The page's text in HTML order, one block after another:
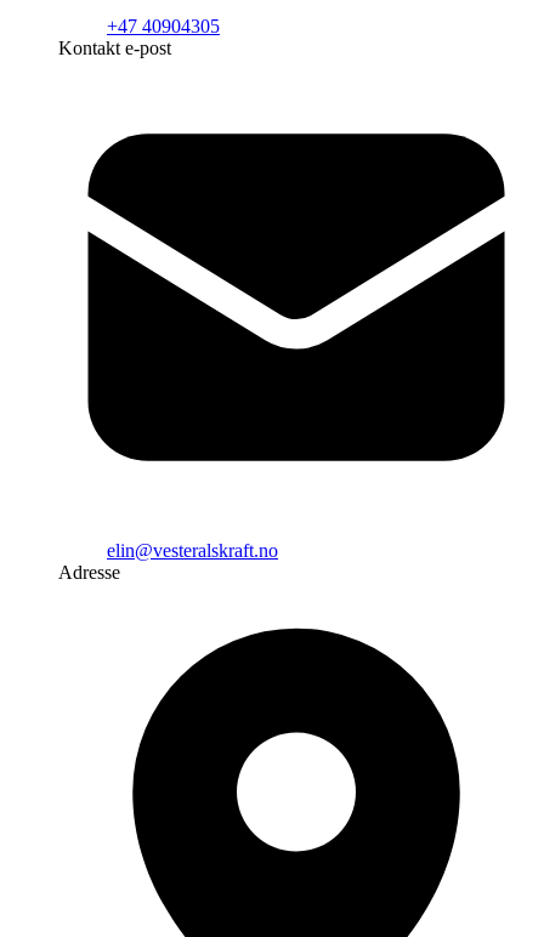
+47 40904305
Kontakt e-post
elin@vesteralskraft.no
Adresse